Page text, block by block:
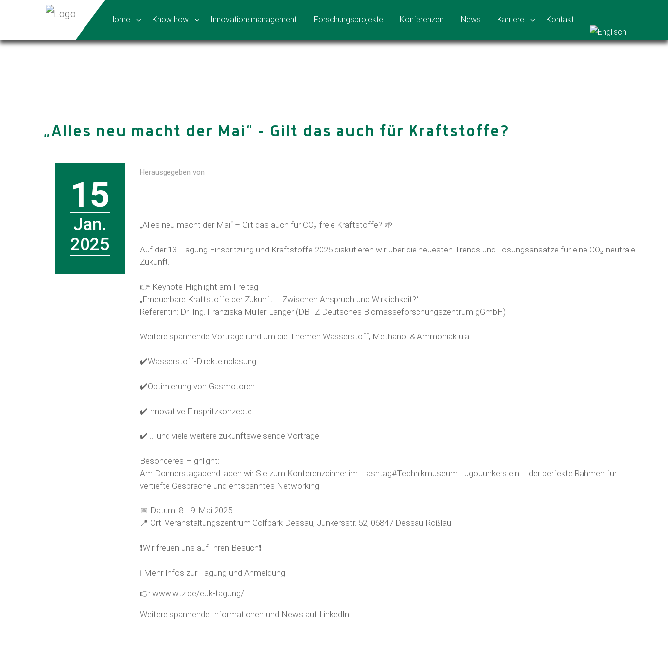
Home Know how Innovationsmanagement Forschungsprojekte Konferenzen News Karriere Kontakt
„Alles neu macht der Mai“ – Gilt das auch für Kraftstoffe?
15
Jan.
2025
Herausgegeben von
„Alles neu macht der Mai“ – Gilt das auch für CO₂-freie Kraftstoffe? 🌱
Auf der 13. Tagung Einspritzung und Kraftstoffe 2025 diskutieren wir über die neuesten Trends und Lösungsansätze für eine CO₂-neutrale
Zukunft.
👉 Keynote-Highlight am Freitag:
„Erneuerbare Kraftstoffe der Zukunft – Zwischen Anspruch und Wirklichkeit?“
Referentin: Dr.-Ing. Franziska Müller-Langer (DBFZ Deutsches Biomasseforschungszentrum gGmbH)
Weitere spannende Vorträge rund um die Themen Wasserstoff, Methanol & Ammoniak u.a.:
✔️Wasserstoff-Direkteinblasung
✔️Optimierung von Gasmotoren
✔️Innovative Einspritzkonzepte
✔️ … und viele weitere zukunftsweisende Vorträge!
Besonderes Highlight:
Am Donnerstagabend laden wir Sie zum Konferenzdinner im Hashtag#TechnikmuseumHugoJunkers ein – der perfekte Rahmen für
vertiefte Gespräche und entspanntes Networking.
📅 Datum: 8.–9. Mai 2025
📍 Ort: Veranstaltungszentrum Golfpark Dessau, Junkersstr. 52, 06847 Dessau-Roßlau
❗Wir freuen uns auf Ihren Besuch❗
ℹ️ Mehr Infos zur Tagung und Anmeldung:
👉 www.wtz.de/euk-tagung/
Weitere spannende Informationen und News auf LinkedIn!